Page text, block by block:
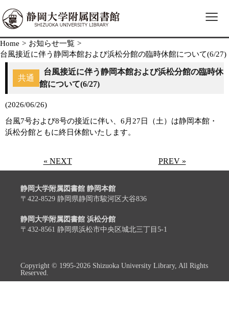
≡
Home > お知らせ一覧 >
台風接近に伴う静岡本館および浜松分館の臨時休館について(6/27)
共通
台風接近に伴う静岡本館および浜松分館の臨時休
館について(6/27)
(2026/06/26)
台風7号および8号の接近に伴い、6月27日（土）は静岡本館・
浜松分館ともに終日休館いたします。
« NEXT PREV »
静岡大学附属図書館 静岡本館
〒422-8529 静岡県静岡市駿河区大谷836
静岡大学附属図書館 浜松分館
〒432-8561 静岡県浜松市中央区城北三丁目5-1
Copyright © 1995-2026 Shizuoka University Library, All Rights
Reserved.